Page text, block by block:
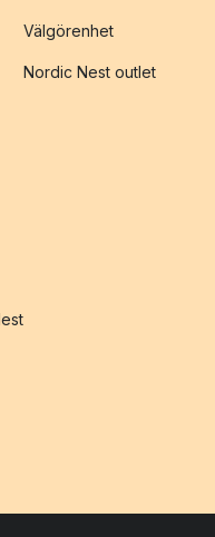
Välgörenhet
Nordic Nest outlet